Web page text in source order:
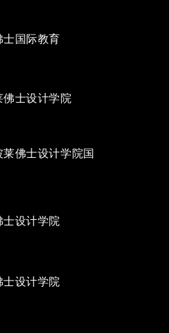
士国际教育
士设计学院
佛士设计学院国
设计学院
设计学院